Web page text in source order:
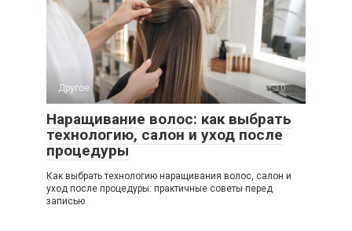
Другое 0
Наращивание волос: как выбрать
технологию, салон и уход после
процедуры
Как выбрать технологию наращивания волос, салон и
уход после процедуры: практичные советы перед
записью